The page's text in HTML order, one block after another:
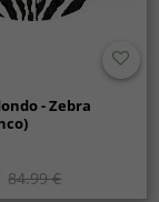
- Zebra
84.99 €